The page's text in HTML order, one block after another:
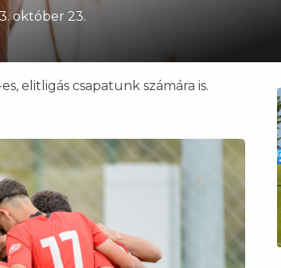
október 23.
elitligás csapatunk számára is.